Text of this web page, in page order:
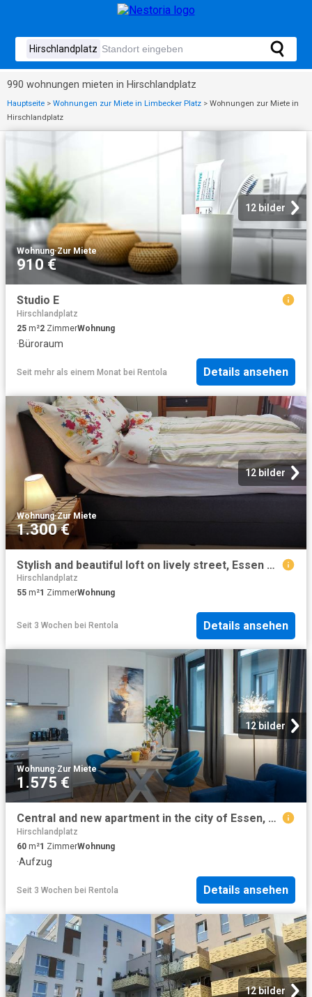
990 wohnungen mieten in Hirschlandplatz
Hauptseite > Wohnungen zur Miete in Limbecker Platz > Wohnungen zur Miete in
Hirschlandplatz
12 bilder
Wohnung·Zur Miete
910 €
Studio E
Hirschlandplatz
25 m²2 ZimmerWohnung
·Büroraum
Seit mehr als einem Monat bei Rentola Details ansehen
12 bilder
Wohnung·Zur Miete
1.300 €
Stylish and beautiful loft on lively street, Essen Amsterdam Apartments for Rent
Hirschlandplatz
55 m²1 ZimmerWohnung
Seit 3 Wochen bei Rentola Details ansehen
12 bilder
Wohnung·Zur Miete
1.575 €
Central and new apartment in the city of Essen, Essen Amsterdam Apartments for Rent
Hirschlandplatz
60 m²1 ZimmerWohnung
·Aufzug
Seit 3 Wochen bei Rentola Details ansehen
12 bilder